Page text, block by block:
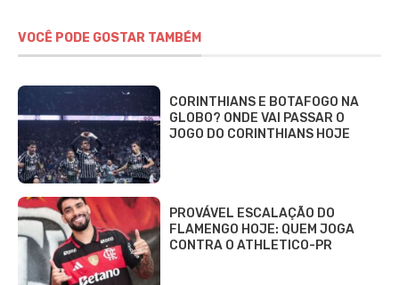
VOCÊ PODE GOSTAR TAMBÉM
CORINTHIANS E BOTAFOGO NA
GLOBO? ONDE VAI PASSAR O
JOGO DO CORINTHIANS HOJE
PROVÁVEL ESCALAÇÃO DO
FLAMENGO HOJE: QUEM JOGA
CONTRA O ATHLETICO-PR